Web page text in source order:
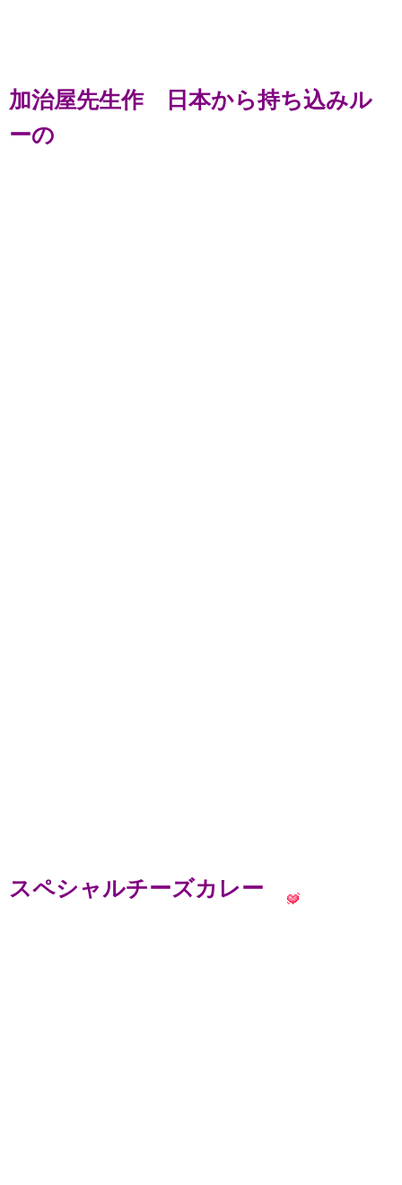
加治屋先生作 日本から持ち込みル
ーの
スペシャルチーズカレー